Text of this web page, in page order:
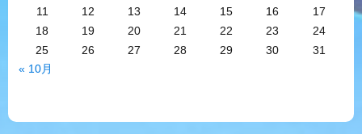
11
12 13 14 15 16
17
18
19 20 21 22 23
24
25
26 27 28 29 30
31
« 10月